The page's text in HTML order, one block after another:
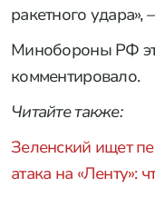
ракетного удара»,
Минобороны РФ
комментировало.
Читайте также:
Зеленский ищет
атака на «Ленту»: